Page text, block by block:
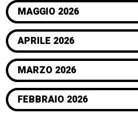
MAGGIO 2026
APRILE 2026
MARZO 2026
FEBBRAIO 2026